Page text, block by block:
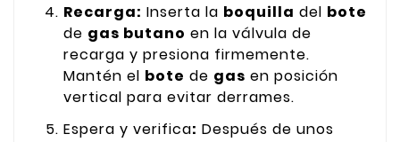
Recarga: Inserta la boquilla del bote
de gas butano en la válvula de
recarga y presiona firmemente.
Mantén el bote de gas en posición
vertical para evitar derrames.
Espera y verifica: Después de unos